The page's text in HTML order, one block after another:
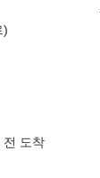
)
전 도착